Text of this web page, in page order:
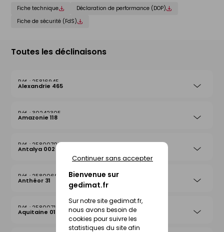
Bienvenue sur
gedimat.fr
Sur notre site gedimat.fr,
nous avons besoin de
cookies pour suivre les
statistiques du site afin
Continuer sans accepter
Fiche technique
Déclaration de performance (DOP)
Fiche de sécurité (FdS)
Toutes les déclinaisons
25816945
Alexandrie 465
30242305
Amazonie 118
25800708
Antalya 002
25800692
Anthéor 31
25800715
Aquitaine 019